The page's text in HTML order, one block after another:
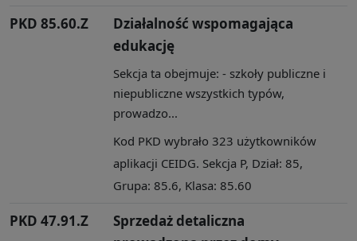
PKD 85.60.Z
Działalność wspomagająca
edukację
Sekcja ta obejmuje: - szkoły publiczne i
niepubliczne wszystkich typów,
prowadzo...
Kod PKD wybrało 323 użytkowników
aplikacji CEIDG. Sekcja P, Dział: 85,
Grupa: 85.6, Klasa: 85.60
PKD 47.91.Z
Sprzedaż detaliczna